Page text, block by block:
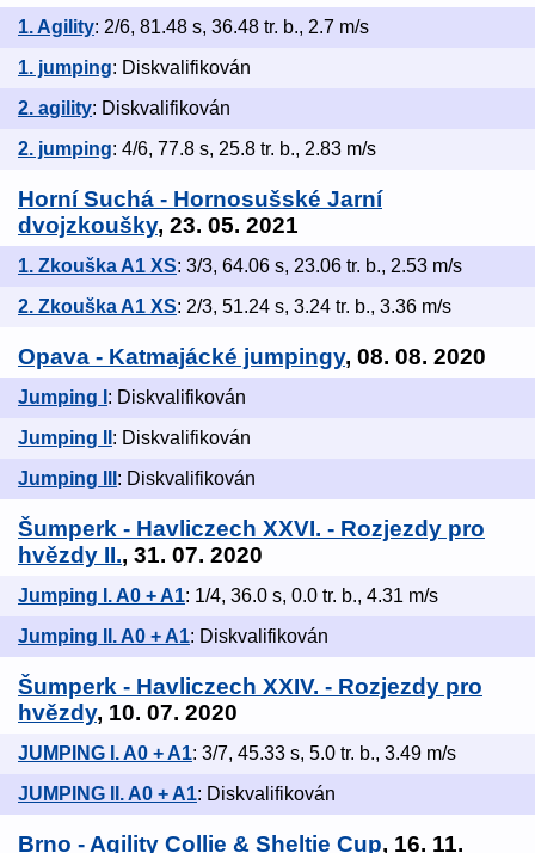
1. Agility: 2/6, 81.48 s, 36.48 tr. b., 2.7 m/s
1. jumping: Diskvalifikován
2. agility: Diskvalifikován
2. jumping: 4/6, 77.8 s, 25.8 tr. b., 2.83 m/s
Horní Suchá - Hornosušské Jarní
dvojzkoušky, 23. 05. 2021
1. Zkouška A1 XS: 3/3, 64.06 s, 23.06 tr. b., 2.53 m/s
2. Zkouška A1 XS: 2/3, 51.24 s, 3.24 tr. b., 3.36 m/s
Opava - Katmajácké jumpingy, 08. 08. 2020
Jumping I : Diskvalifikován
Jumping II : Diskvalifikován
Jumping III : Diskvalifikován
Šumperk - Havliczech XXVI. - Rozjezdy pro
hvězdy II., 31. 07. 2020
Jumping I. A0 + A1: 1/4, 36.0 s, 0.0 tr. b., 4.31 m/s
Jumping II. A0 + A1: Diskvalifikován
Šumperk - Havliczech XXIV. - Rozjezdy pro
hvězdy, 10. 07. 2020
JUMPING I. A0 + A1: 3/7, 45.33 s, 5.0 tr. b., 3.49 m/s
JUMPING II. A0 + A1: Diskvalifikován
Brno - Agility Collie & Sheltie Cup, 16. 11.